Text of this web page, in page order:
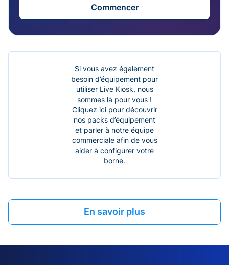
Commencer
Si vous avez également
besoin d’équipement pour
utiliser Live Kiosk, nous
sommes là pour vous !
Cliquez icipour découvrir
nos packs d’équipement
et parler à notre équipe
commerciale afin de vous
aider à configurer votre
borne.
En savoir plus